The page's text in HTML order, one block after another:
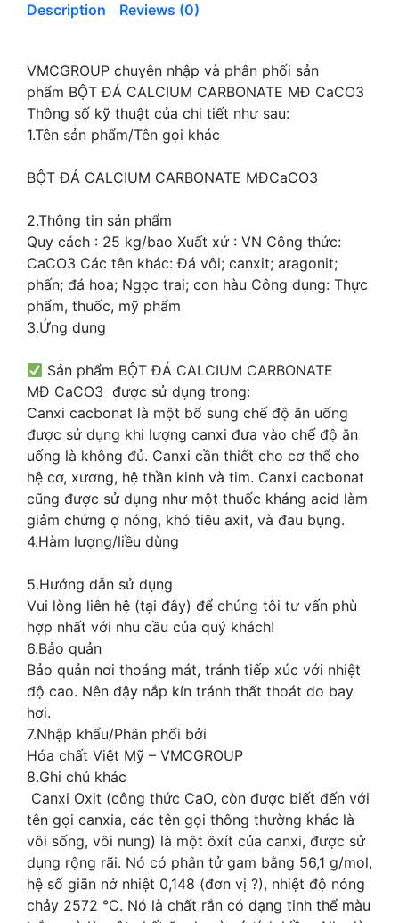
Description Reviews (0)
VMCGROUP chuyên nhập và phân phối sản
phẩm BỘT ĐÁ CALCIUM CARBONATE MĐ CaCO3
Thông số kỹ thuật của chi tiết như sau:
1.Tên sản phẩm/Tên gọi khác
BỘT ĐÁ CALCIUM CARBONATE MĐCaCO3
2.Thông tin sản phẩm
Quy cách : 25 kg/bao Xuất xứ : VN Công thức:
CaCO3 Các tên khác: Đá vôi; canxit; aragonit;
phấn; đá hoa; Ngọc trai; con hàu Công dụng: Thực
phẩm, thuốc, mỹ phẩm
3.Ứng dụng
Sản phẩm BỘT ĐÁ CALCIUM CARBONATE
MĐ CaCO3 được sử dụng trong:
Canxi cacbonat là một bổ sung chế độ ăn uống
được sử dụng khi lượng canxi đưa vào chế độ ăn
uống là không đủ. Canxi cần thiết cho cơ thể cho
hệ cơ, xương, hệ thần kinh và tim. Canxi cacbonat
cũng được sử dụng như một thuốc kháng acid làm
giảm chứng ợ nóng, khó tiêu axit, và đau bụng.
4.Hàm lượng/liều dùng
5.Hướng dẫn sử dụng
Vui lòng liên hệ (tại đây) để chúng tôi tư vấn phù
hợp nhất với nhu cầu của quý khách!
6.Bảo quản
Bảo quản nơi thoáng mát, tránh tiếp xúc với nhiệt
độ cao. Nên đậy nắp kín tránh thất thoát do bay
hơi.
7.Nhập khẩu/Phân phối bởi
Hóa chất Việt Mỹ – VMCGROUP
8.Ghi chú khác
Canxi Oxit (công thức CaO, còn được biết đến với
tên gọi canxia, các tên gọi thông thường khác là
vôi sống, vôi nung) là một ôxít của canxi, được sử
dụng rộng rãi. Nó có phân tử gam bằng 56,1 g/mol,
hệ số giãn nở nhiệt 0,148 (đơn vị ?), nhiệt độ nóng
chảy 2572 °C. Nó là chất rắn có dạng tinh thể màu